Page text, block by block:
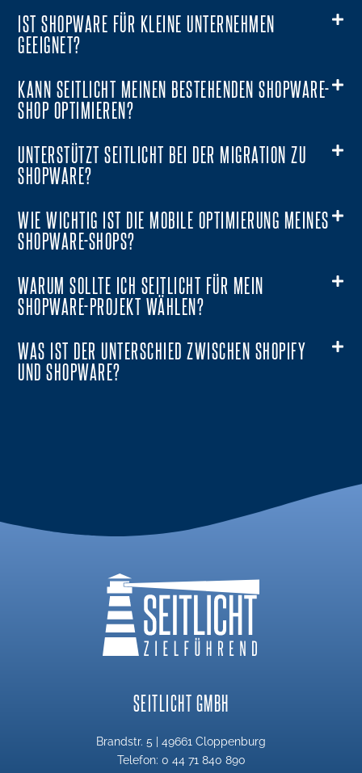
IST SHOPWARE FÜR KLEINE UNTERNEHMEN
GEEIGNET?
KANN SEITLICHT MEINEN BESTEHENDEN SHOPWARE-
SHOP OPTIMIEREN?
UNTERSTÜTZT SEITLICHT BEI DER MIGRATION ZU
SHOPWARE?
WIE WICHTIG IST DIE MOBILE OPTIMIERUNG MEINES
SHOPWARE-SHOPS?
WARUM SOLLTE ICH SEITLICHT FÜR MEIN
SHOPWARE-PROJEKT WÄHLEN?
WAS IST DER UNTERSCHIED ZWISCHEN SHOPIFY
UND SHOPWARE?
SEITLICHT GMBH
Brandstr. 5 | 49661 Cloppenburg
Telefon: 0 44 71 840 890